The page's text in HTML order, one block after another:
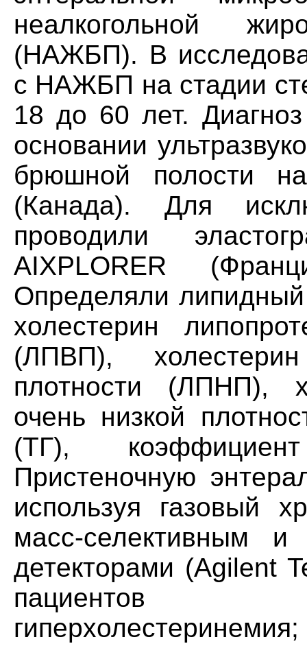
неалкогольной
(НАЖБП). В
с НАЖБП на стадии
18 до 60 лет.
основании
брюшной полости
(Канада). Для
проводили
AIXPLORER
Определяли
холестерин
(ЛПВП),
плотности (ЛПНП),
очень низкой
(ТГ),
Пристеночную
используя газовый
масс-селективным и
детекторами (Agilent
пациентов